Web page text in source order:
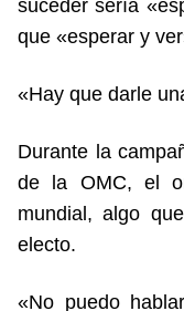
suceder sería
que «esperar y
«Hay que darle
Durante la
de la OMC, el
mundial, algo
electo.
«No puedo